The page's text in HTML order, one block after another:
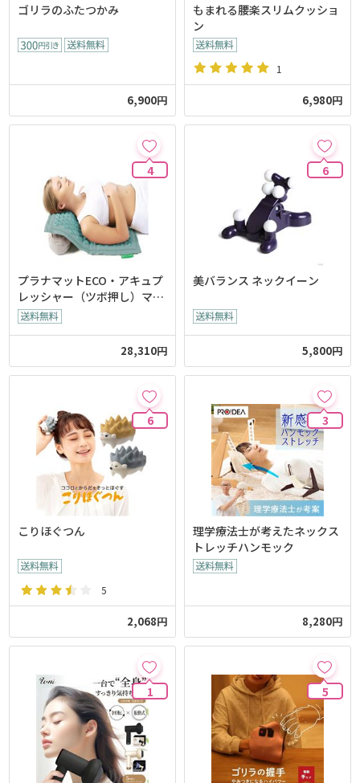
ゴリラのふたつかみ
6,900円
もまれる腰楽スリムクッショ
ン
1
6,980円
4
プラナマットECO・アキュプ
レッシャー（ツボ押し）マッ
ト
28,310円
6
美バランス ネックイーン
5,800円
6
こりほぐつん
5
2,068円
3
理学療法士が考えたネックス
トレッチハンモック
8,280円
1 5